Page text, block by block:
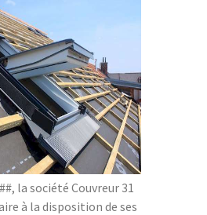
la société Couvreur 31
à la disposition de ses